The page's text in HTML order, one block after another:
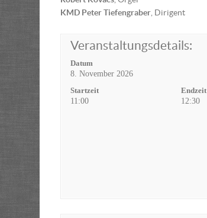
KMD Peter Tiefengraber , Dirigent
Veranstaltungsdetails:
Datum
8. November 2026
Startzeit
11:00
Endzeit
12:30